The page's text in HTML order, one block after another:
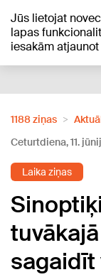
Jūs lietojat
lapas
iesakām
+18
1188 ziņas
Ceturtdiena, 11.
Laika ziņas
sagaidīt